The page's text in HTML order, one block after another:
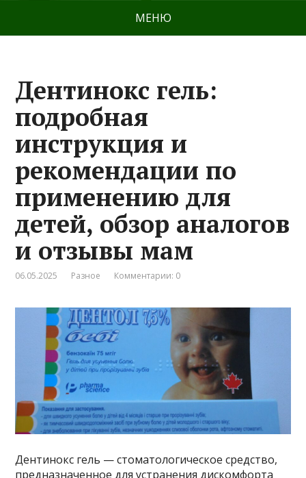
МЕНЮ
Дентинокс гель:
подробная
инструкция и
рекомендации по
применению для
детей, обзор аналогов
и отзывы мам
06.05.2025 Разное Комментарии: 0
Дентинокс гель — стоматологическое средство,
предназначенное для устранения дискомфорта